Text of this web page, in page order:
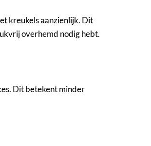
kreukels aanzienlijk. Dit
overhemd nodig hebt.
Dit betekent minder